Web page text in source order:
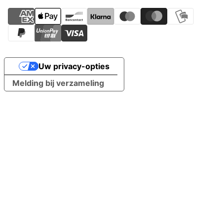
Melding bij verzameling
Uw privacy-opties